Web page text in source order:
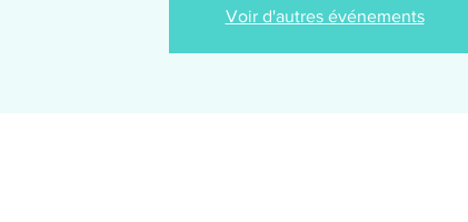
Voir d'autres événements